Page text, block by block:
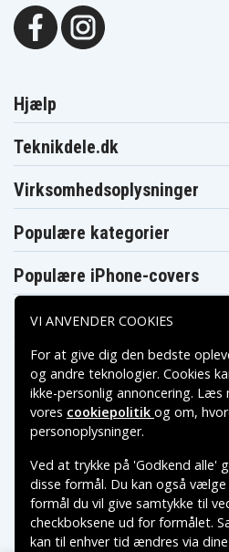
EB-BG925ABA
GH43-04420B
Batteriet er kompatibelt med
Samsung
Galaxy S6 Edge
N516 V504
Samsung SM-
Samsung SM-
G925FQ G925I
Samsung SM-
G925K G925L
Samsung SM-
Samsung SM-
Samsung
Samsung SM-
G925X G925Z
Hjælp
Teknikdele.dk
Virksomhedsoplysninger
Populære kategorier
Populære iPhone-covers
Populære Samsung-covers
Betalingsmuligheder
Leveringsmuligheder
VI ANVENDER COOKIES
For at give dig den bedste
og andre teknologier. Cookies
ikke-personlig annoncering.
vores cookiepolitik og om,
personoplysninger.
Ved at trykke på 'Godkend alle'
disse formål. Du kan også
formål du vil give samtykke til
checkboksene ud for formålet.
kan til enhver tid ændres via